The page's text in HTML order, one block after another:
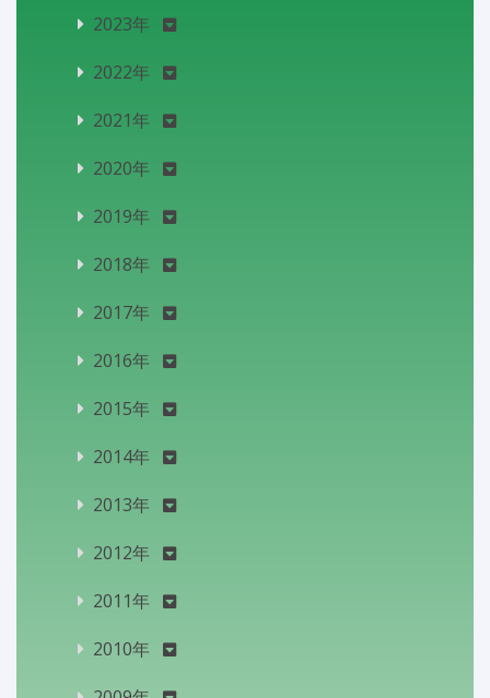
2023年
2022年
2021年
2020年
2019年
2018年
2017年
2016年
2015年
2014年
2013年
2012年
2011年
2010年